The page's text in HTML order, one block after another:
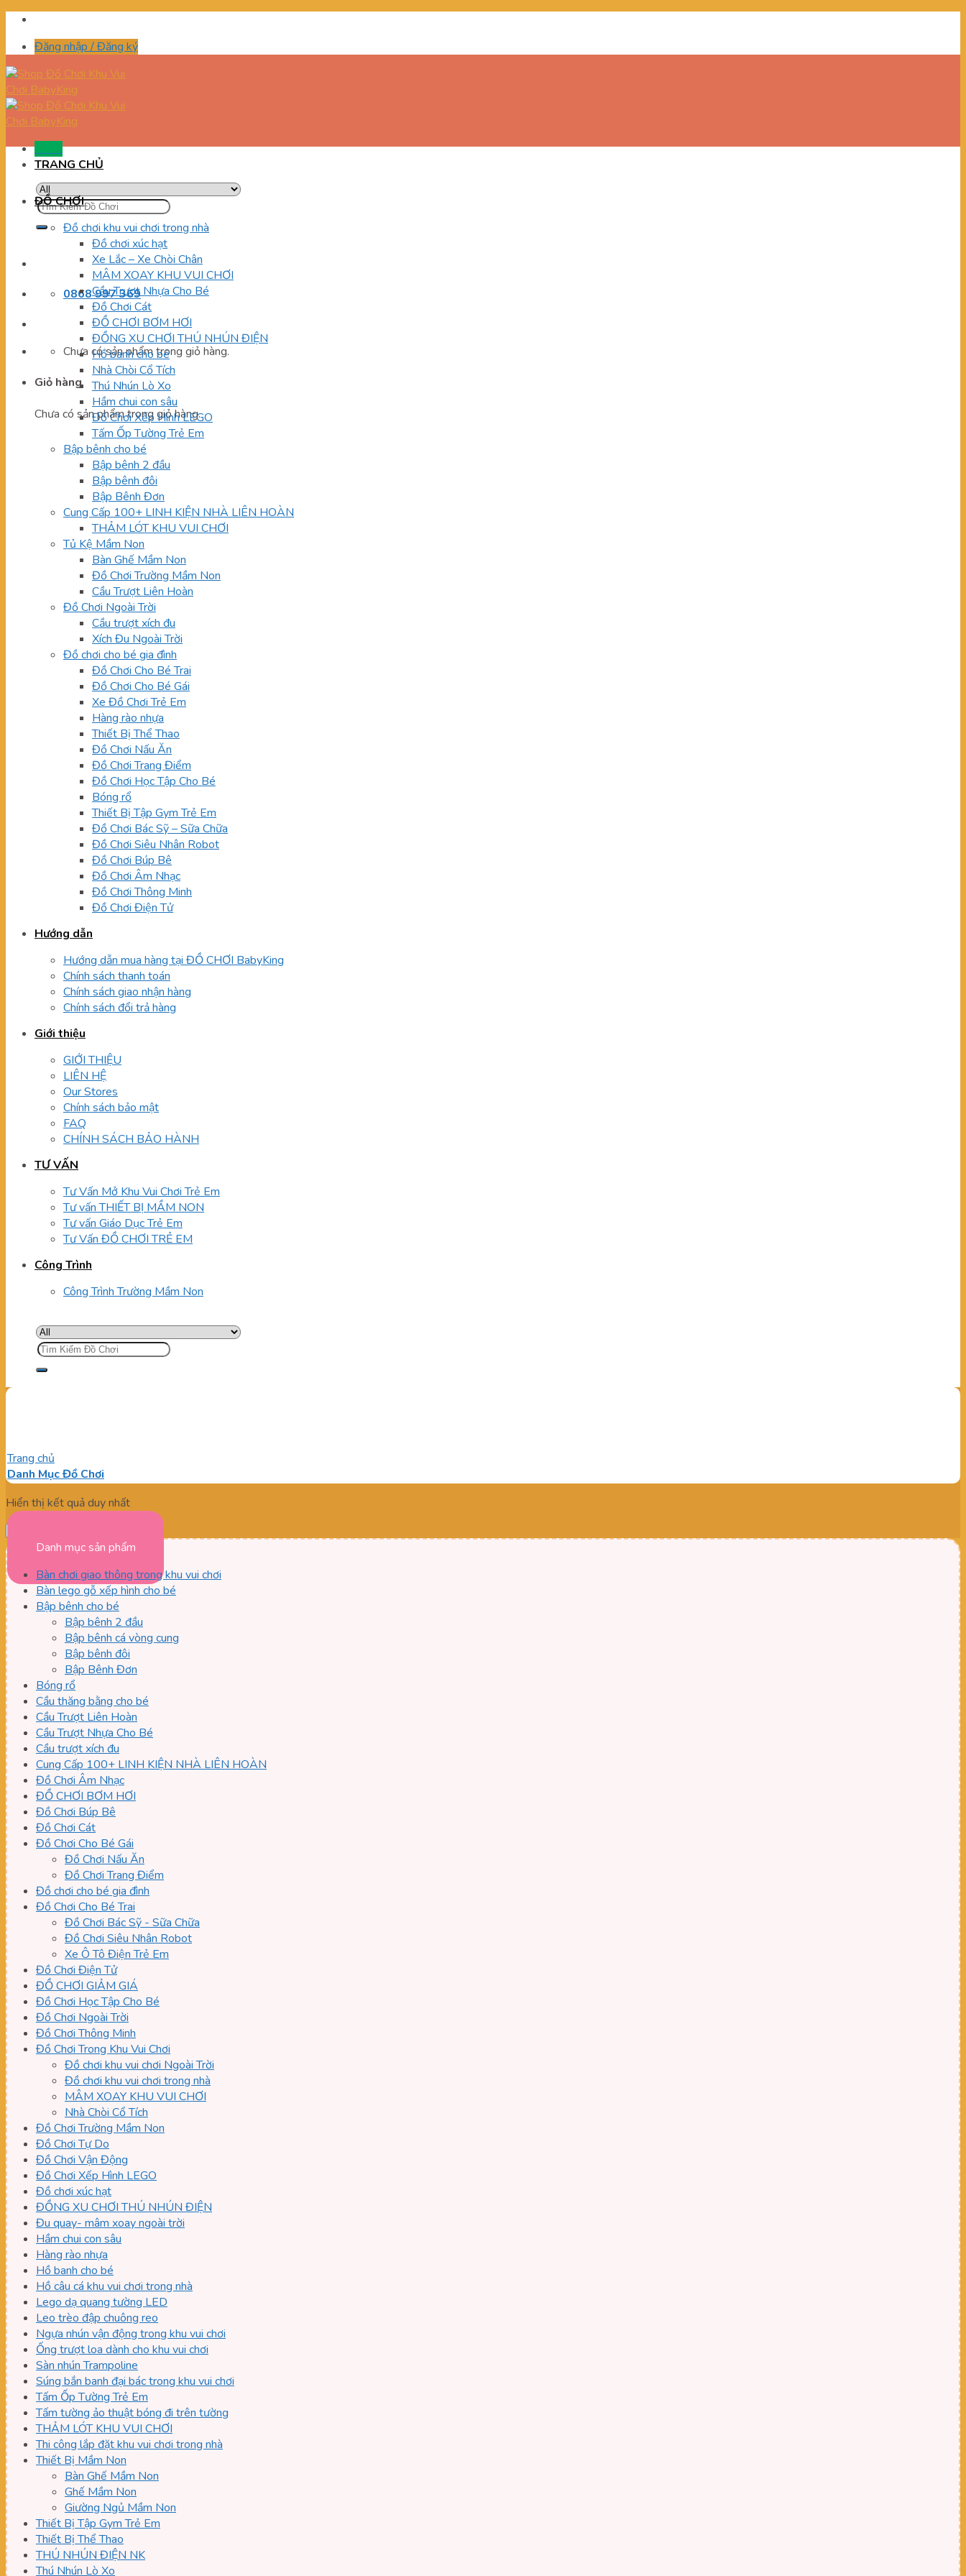
Skip
contentĐăng nhập / Đăng ký
Tìm
kiếm:
0868 997 369
Chưa có sản phẩm trong giỏ hàng.
Giỏ hàng
Chưa có sản phẩm trong giỏ hàng.
TRANG CHỦ
ĐỒ CHƠI
Đồ chơi khu vui chơi trong nhà
Đồ chơi xúc hạt
Xe Lắc – Xe Chòi Chân
MÂM XOAY KHU VUI CHƠI
Cầu Trượt Nhựa Cho Bé
Đồ Chơi Cát
ĐỒ CHƠI BƠM HƠI
ĐỒNG XU CHƠI THÚ NHÚN ĐIỆN
Hồ banh cho bé
Nhà Chòi Cổ Tích
Thú Nhún Lò Xo
Hầm chui con sâu
Đồ Chơi Xếp Hình LEGO
Tấm Ốp Tường Trẻ Em
Bập bênh cho bé
Bập bênh 2 đầu
Bập bênh đôi
Bập Bênh Đơn
Cung Cấp 100+ LINH KIỆN NHÀ LIÊN HOÀN
THẢM LÓT KHU VUI CHƠI
Tủ Kệ Mầm Non
Bàn Ghế Mầm Non
Đồ Chơi Trường Mầm Non
Cầu Trượt Liên Hoàn
Đồ Chơi Ngoài Trời
Cầu trượt xích đu
Xích Đu Ngoài Trời
Đồ chơi cho bé gia đình
Đồ Chơi Cho Bé Trai
Đồ Chơi Cho Bé Gái
Xe Đồ Chơi Trẻ Em
Hàng rào nhựa
Thiết Bị Thể Thao
Đồ Chơi Nấu Ăn
Đồ Chơi Trang Điểm
Đồ Chơi Học Tập Cho Bé
Bóng rổ
Thiết Bị Tập Gym Trẻ Em
Đồ Chơi Bác Sỹ – Sữa Chữa
Đồ Chơi Siêu Nhân Robot
Đồ Chơi Búp Bê
Đồ Chơi Âm Nhạc
Đồ Chơi Thông Minh
Đồ Chơi Điện Tử
Hướng dẫn
Hướng dẫn mua hàng tại ĐỒ CHƠI BabyKing
Chính sách thanh toán
Chính sách giao nhận hàng
Chính sách đổi trả hàng
Giới thiệu
GIỚI THIỆU
LIÊN HỆ
Our Stores
Chính sách bảo mật
FAQ
CHÍNH SÁCH BẢO HÀNH
TƯ VẤN
Tư Vấn Mở Khu Vui Chơi Trẻ Em
Tư vấn THIẾT BỊ MẦM NON
Tư vấn Giáo Dục Trẻ Em
Tư Vấn ĐỒ CHƠI TRẺ EM
Công Trình
Công Trình Trường Mầm Non
Tìm
kiếm:
Trang chủ
Danh Mục Đồ Chơi
Hiển thị kết quả duy nhất
Danh mục sản phẩm
Bàn chơi giao thông trong khu vui chơi
Bàn lego gỗ xếp hình cho bé
Bập bênh cho bé
Bập bênh 2 đầu
Bập bênh cá vòng cung
Bập bênh đôi
Bập Bênh Đơn
Bóng rổ
Cầu thăng bằng cho bé
Cầu Trượt Liên Hoàn
Cầu Trượt Nhựa Cho Bé
Cầu trượt xích đu
Cung Cấp 100+ LINH KIỆN NHÀ LIÊN HOÀN
Đồ Chơi Âm Nhạc
ĐỒ CHƠI BƠM HƠI
Đồ Chơi Búp Bê
Đồ Chơi Cát
Đồ Chơi Cho Bé Gái
Đồ Chơi Nấu Ăn
Đồ Chơi Trang Điểm
Đồ chơi cho bé gia đình
Đồ Chơi Cho Bé Trai
Đồ Chơi Bác Sỹ - Sữa Chữa
Đồ Chơi Siêu Nhân Robot
Xe Ô Tô Điện Trẻ Em
Đồ Chơi Điện Tử
ĐỒ CHƠI GIẢM GIÁ
Đồ Chơi Học Tập Cho Bé
Đồ Chơi Ngoài Trời
Đồ Chơi Thông Minh
Đồ Chơi Trong Khu Vui Chơi
Đồ chơi khu vui chơi Ngoài Trời
Đồ chơi khu vui chơi trong nhà
MÂM XOAY KHU VUI CHƠI
Nhà Chòi Cổ Tích
Đồ Chơi Trường Mầm Non
Đồ Chơi Tự Do
Đồ Chơi Vận Động
Đồ Chơi Xếp Hình LEGO
Đồ chơi xúc hạt
ĐỒNG XU CHƠI THÚ NHÚN ĐIỆN
Đu quay- mâm xoay ngoài trời
Hầm chui con sâu
Hàng rào nhựa
Hồ banh cho bé
Hồ câu cá khu vui chơi trong nhà
Lego dạ quang tường LED
Leo trèo đập chuông reo
Ngựa nhún vận động trong khu vui chơi
Ống trượt loa dành cho khu vui chơi
Sàn nhún Trampoline
Súng bắn banh đại bác trong khu vui chơi
Tấm Ốp Tường Trẻ Em
Tấm tường ảo thuật bóng đi trên tường
THẢM LÓT KHU VUI CHƠI
Thi công lắp đặt khu vui chơi trong nhà
Thiết Bị Mầm Non
Bàn Ghế Mầm Non
Ghế Mầm Non
Giường Ngủ Mầm Non
Thiết Bị Tập Gym Trẻ Em
Thiết Bị Thể Thao
THÚ NHÚN ĐIỆN NK
Thú Nhún Lò Xo